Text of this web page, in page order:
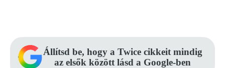
Állítsd be, hogy a Twice cikkeit mindig
az elsők között lásd a Google-ben